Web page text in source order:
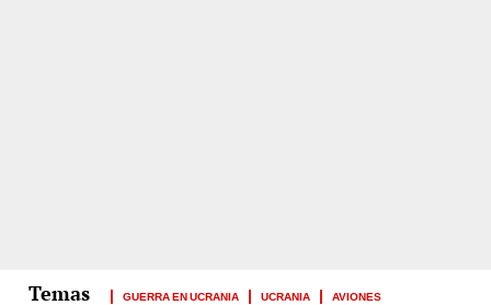
GUERRA EN UCRANIA UCRANIA AVIONES